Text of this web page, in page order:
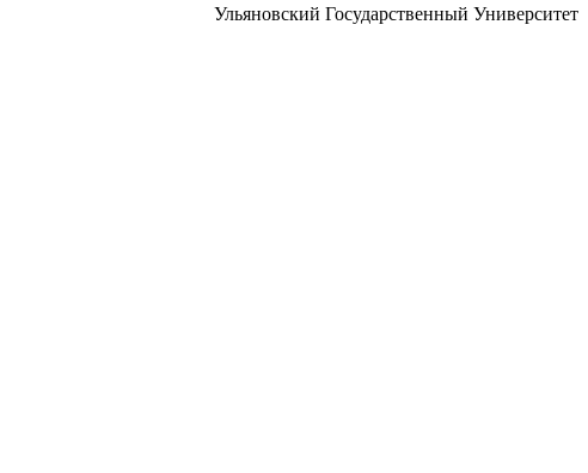
Ульяновский Государственный Университет